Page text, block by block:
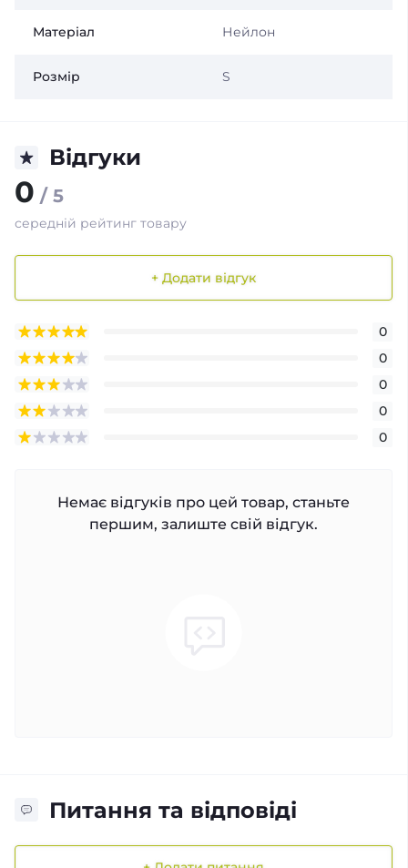
Матеріал Нейлон
Розмір S
Відгуки
0 / 5
середній рейтинг товару
+ Додати відгук
0
0
0
0
0
Немає відгуків про цей товар, станьте
першим, залиште свій відгук.
Питання та відповіді